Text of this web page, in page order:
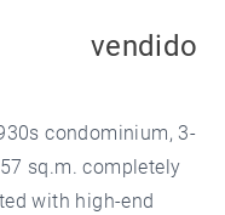
vendido
condominium, 3-
sq.m. completely
with high-end